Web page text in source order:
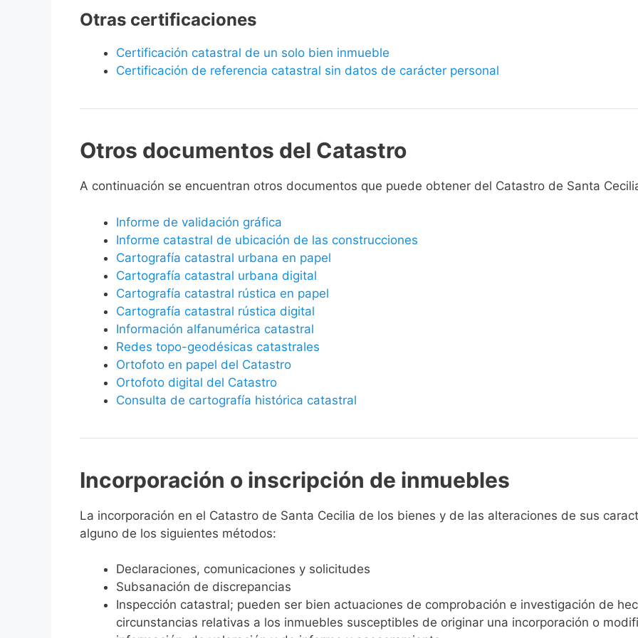
Otras certificaciones
Certificación catastral de un solo bien inmueble
Certificación de referencia catastral sin datos de carácter personal
Otros documentos del Catastro
A continuación se encuentran otros documentos que puede obtener del Catastro de Santa
Informe de validación gráfica
Informe catastral de ubicación de las construcciones
Cartografía catastral urbana en papel
Cartografía catastral urbana digital
Cartografía catastral rústica en papel
Cartografía catastral rústica digital
Información alfanumérica catastral
Redes topo-geodésicas catastrales
Ortofoto en papel del Catastro
Ortofoto digital del Catastro
Consulta de cartografía histórica catastral
Incorporación o inscripción de inmuebles
La incorporación en el Catastro de Santa Cecilia de los bienes y de las alteraciones de sus
alguno de los siguientes métodos:
Declaraciones, comunicaciones y solicitudes
Subsanación de discrepancias
Inspección catastral; pueden ser bien actuaciones de comprobación e investigación de
circunstancias relativas a los inmuebles susceptibles de originar una incorporación o